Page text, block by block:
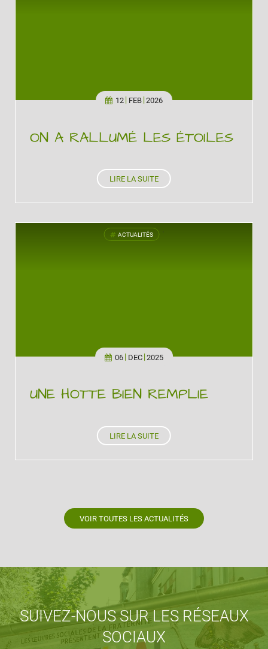
12 FEB 2026
ON A RALLUMÉ LES ÉTOILES
LIRE LA SUITE
ACTUALITÉS '
06 DEC 2025
UNE HOTTE BIEN REMPLIE
LIRE LA SUITE
VOIR TOUTES LES ACTUALITÉS
SUIVEZ-NOUS SUR LES RÉSEAUX
SOCIAUX